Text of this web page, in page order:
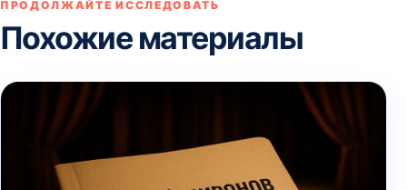
ПРОДОЛЖАЙТЕ ИССЛЕДОВАТЬ
Похожие материалы